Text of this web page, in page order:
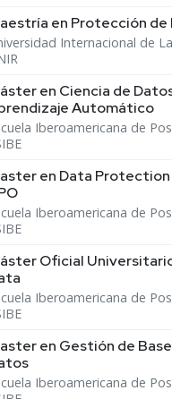
en Protección de
Internacional de
en Ciencia de
Automático
Iberoamericana de
en Data
Iberoamericana de
Oficial
Iberoamericana de
en Gestión de
Iberoamericana de